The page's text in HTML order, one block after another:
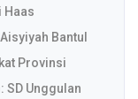
Haas
Bantul
Provinsi
SD Unggulan